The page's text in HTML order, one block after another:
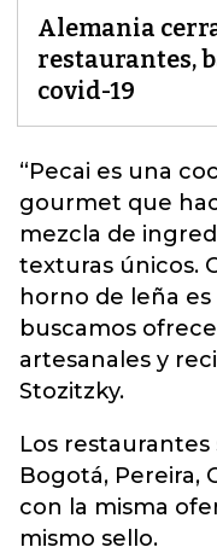
Alemania
restaurantes,
covid-19
“Pecai es una
gourmet que
mezcla de
texturas únicos.
horno de leña
buscamos
artesanales y
Stozitzky.
Los
Bogotá, Pereira,
con la misma
mismo sello.